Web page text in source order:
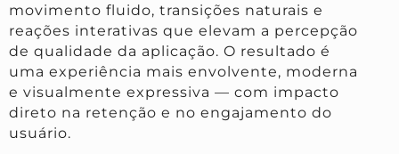
movimento fluido, transições naturais e
reações interativas que elevam a percepção
de qualidade da aplicação. O resultado é
uma experiência mais envolvente, moderna
e visualmente expressiva — com impacto
direto na retenção e no engajamento do
usuário.